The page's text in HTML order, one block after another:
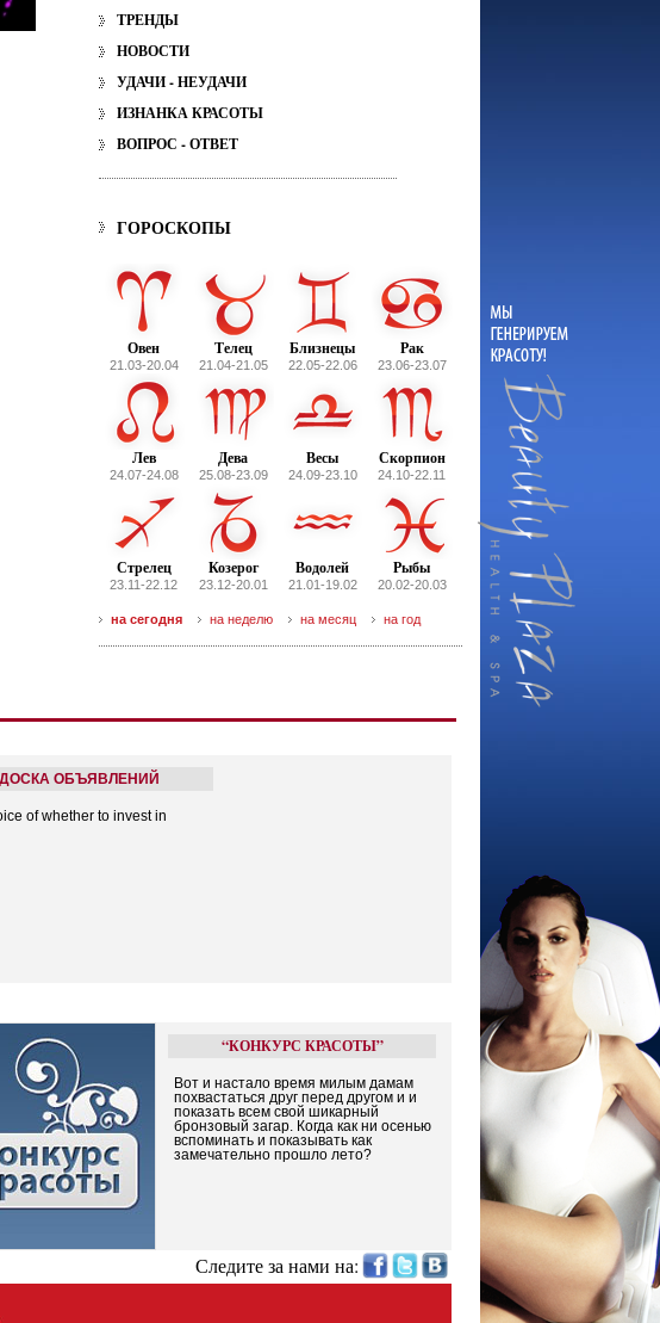
ТРЕНДЫ
НОВОСТИ
УДАЧИ - НЕУДАЧИ
ИЗНАНКА КРАСОТЫ
ВОПРОС - ОТВЕТ
ГОРОСКОПЫ
Овен
21.03-20.04
Телец
21.04-21.05
Близнецы
22.05-22.06
Рак
23.06-23.07
Лев
24.07-24.08
Дева
25.08-23.09
Весы
24.09-23.10
Скорпион
24.10-22.11
Стрелец
23.11-22.12
Козерог
23.12-20.01
Водолей
21.01-19.02
Рыбы
20.02-20.03
на сегодня на неделю на месяц на год
ДОСКА ОБЪЯВЛЕНИЙ
of whether to invest in
“КОНКУРС КРАСОТЫ”
Вот и настало время милым дамам
похвастаться друг перед другом и и
показать всем свой шикарный
бронзовый загар. Когда как ни осенью
вспоминать и показывать как
замечательно прошло лето?
Следите за нами на: